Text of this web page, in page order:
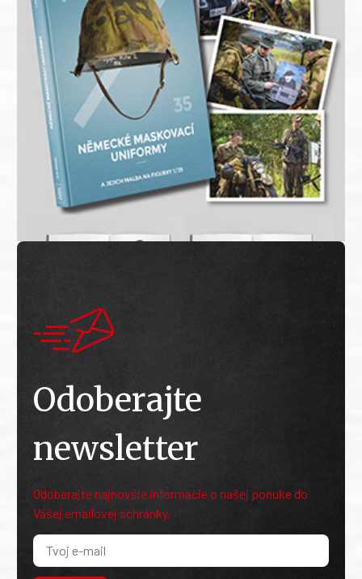
Odoberajte
newsletter
Odoberajte najnovšie informácie o našej ponuke do
Vašej emailovej schránky.